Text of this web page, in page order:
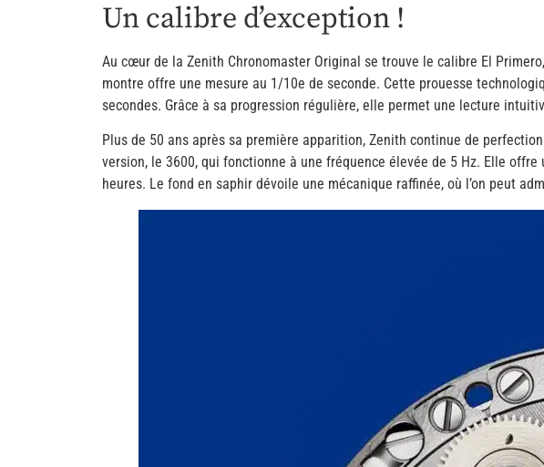
Un calibre d’exception !
Au cœur de la Zenith Chronomaster Original se trouve le calibre El
montre offre une mesure au 1/10e de seconde. Cette prouesse
secondes. Grâce à sa progression régulière, elle permet une lecture
Plus de 50 ans après sa première apparition, Zenith continue de
version, le 3600, qui fonctionne à une fréquence élevée de 5 Hz. Elle
heures. Le fond en saphir dévoile une mécanique raffinée, où l’on peut